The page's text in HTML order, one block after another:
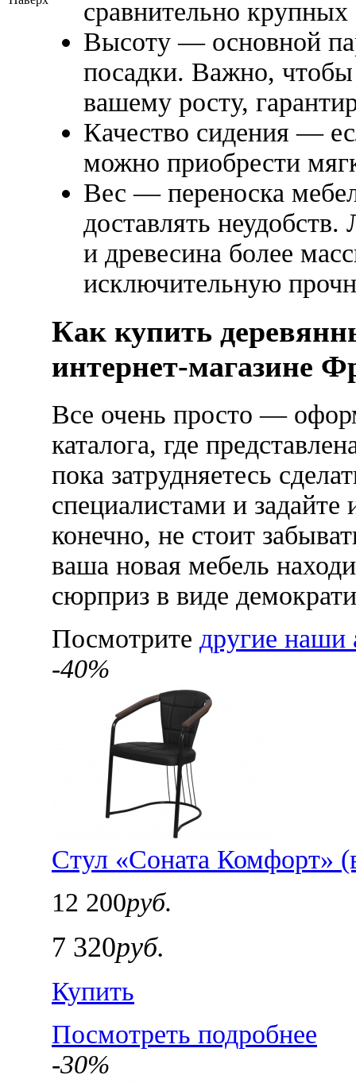
сравнительно крупных
Высоту — основной
посадки. Важно, чтобы
вашему росту,
Качество сидения —
можно приобрести
Вес — переноска
доставлять
и древесина более
исключительную
Как купить
интернет-магазине
Все очень просто —
каталога, где
пока затрудняетесь
специалистами и
конечно, не стоит
ваша новая мебель
сюрприз в виде
Посмотрите другие наши
-40%
Стул «Соната Комфорт»
12 200руб.
7 320руб.
Купить
Посмотреть подробнее
-30%